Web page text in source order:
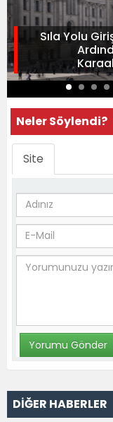
Sıla Yolu
Neler Söylendi?
Site
DİĞER HABERLER